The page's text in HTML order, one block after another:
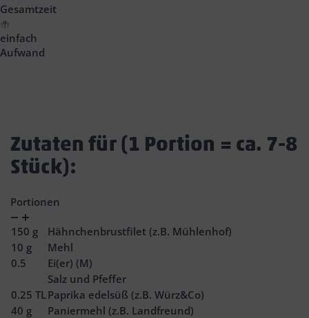
Gesamtzeit
einfach
Aufwand
Zutaten für (1 Portion = ca. 7-8
Stück):
Portionen
Verringern
Zunahme
150 g
Hähnchenbrustfilet (z.B. Mühlenhof)
10 g
Mehl
0.5
Ei(er) (M)
Salz und Pfeffer
0.25 TL Paprika edelsüß (z.B. Würz&Co)
40 g
Paniermehl (z.B. Landfreund)